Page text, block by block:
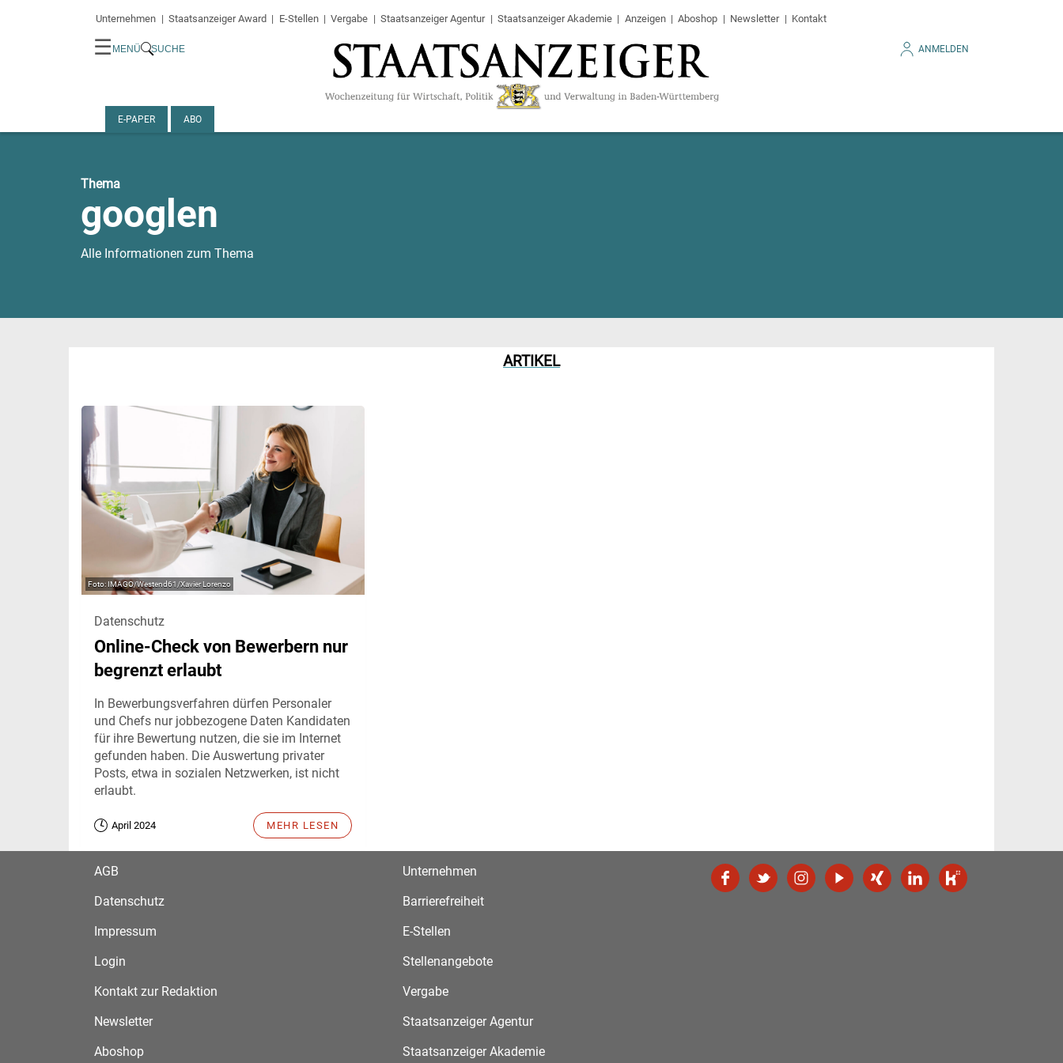
Unternehmen Staatsanzeiger Award E-Stellen Vergabe Staatsanzeiger Agentur Staatsanzeiger Akademie Anzeigen Aboshop Newsletter Kontakt
☰ MENÜ SUCHE ANMELDEN
E-PAPER ABO
Thema
googlen
Alle Informationen zum Thema
ARTIKEL
IMAGO/Westend61/Xavier Lorenzo
Datenschutz
Online-Check von Bewerbern nur
begrenzt erlaubt
In Bewerbungsverfahren dürfen Personaler
und Chefs nur jobbezogene Daten Kandidaten
für ihre Bewertung nutzen, die sie im Internet
gefunden haben. Die Auswertung privater
Posts, etwa in sozialen Netzwerken, ist nicht
erlaubt.
April 2024 MEHR LESEN
AGB
Datenschutz
Impressum
Login
Kontakt zur Redaktion
Newsletter
Aboshop
Unternehmen
Barrierefreiheit
E-Stellen
Stellenangebote
Vergabe
Staatsanzeiger Agentur
Staatsanzeiger Akademie